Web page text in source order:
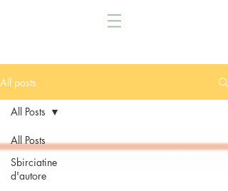
All posts
All Posts
Sbirciatine
d'autore
All Posts